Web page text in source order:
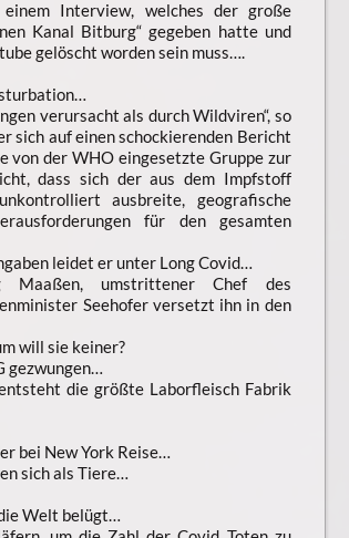
Interview, welches der große
Kanal Bitburg“ gegeben hatte und
gelöscht worden sein muss….
verursacht als durch Wildviren“, so
sich auf einen schockierenden Bericht
von der WHO eingesetzte Gruppe zur
dass sich der aus dem Impfstoff
ausbreite, geografische
für den gesamten
leidet er unter Long Covid…
Maaßen, umstrittener Chef des
Seehofer versetzt ihn in den
will sie keiner?
gezwungen…
die größte Laborfleisch Fabrik
bei New York Reise…
sich als Tiere…
Welt belügt…